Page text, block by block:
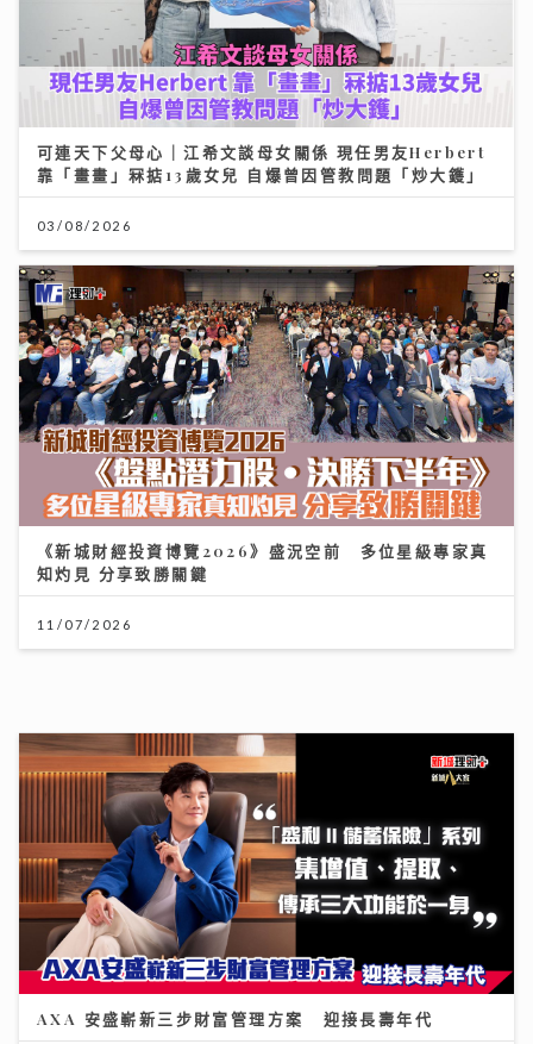
可連天下父母心｜江希文談母女關係 現任男友Herbert
靠「畫畫」冧掂13歲女兒 自爆曾因管教問題「炒大鑊」
03/08/2026
《新城財經投資博覽2026》盛況空前 多位星級專家真
知灼見 分享致勝關鍵
11/07/2026
AXA 安盛嶄新三步財富管理方案 迎接長壽年代
27/07/2026